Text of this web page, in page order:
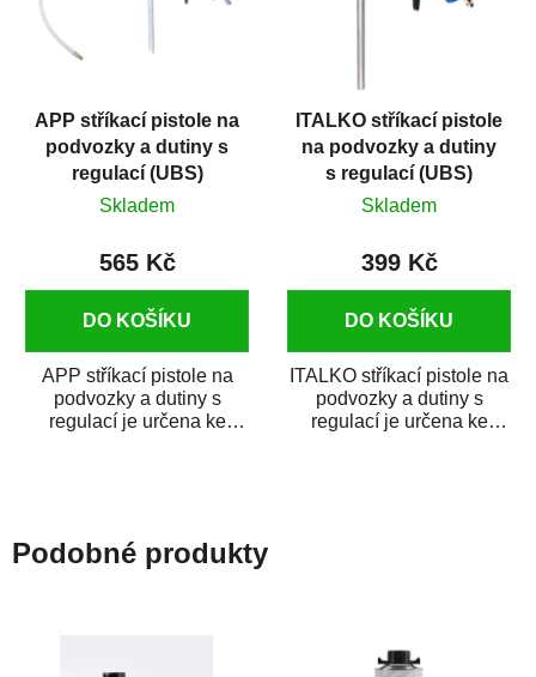
APP stříkací pistole na
podvozky a dutiny s
regulací (UBS)
Skladem
565 Kč
DO KOŠÍKU
APP stříkací pistole na
podvozky a dutiny s
regulací je určena ke
ITALKO stříkací pistole
na podvozky a dutiny
s regulací (UBS)
Skladem
399 Kč
DO KOŠÍKU
ITALKO stříkací pistole na
podvozky a dutiny s
regulací je určena ke
Podobné produkty